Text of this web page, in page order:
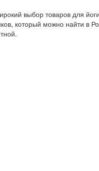
выбор товаров для
который можно найти